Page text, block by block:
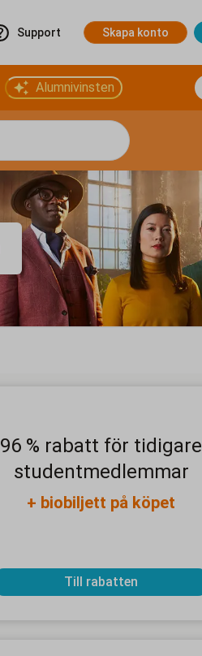
Support Skapa konto
Alumnivinsten
96 % rabatt för tidigare
studentmedlemmar
+ biobiljett på köpet
Till rabatten